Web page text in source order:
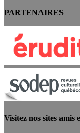
PARTENAIRES
Visitez nos sites amis